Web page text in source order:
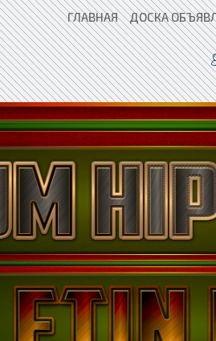
ГЛАВНАЯ ДОСКА